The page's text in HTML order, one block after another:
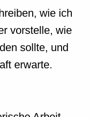
wie ich
vorstelle, wie
sollte, und
erwarte.